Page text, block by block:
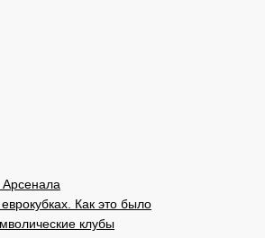
Арсенала
Как это было
клубы